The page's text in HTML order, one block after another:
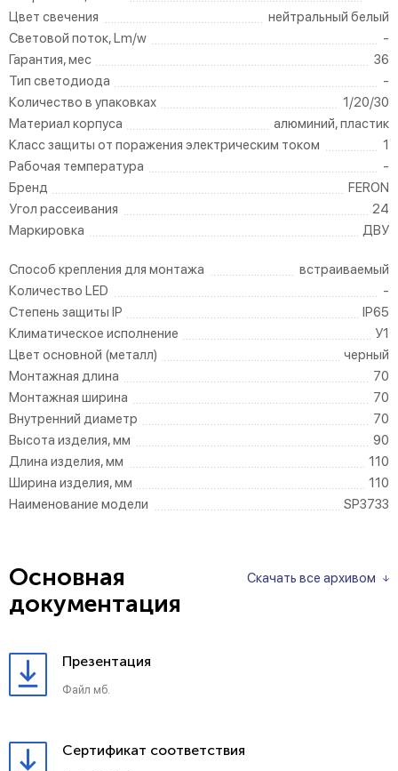
Цвет свечения
нейтральный белый
Световой поток, Lm/w
-
Гарантия, мес
36
Тип светодиода
-
Количество в упаковках
1/20/30
Материал корпуса
алюминий, пластик
Класс защиты от поражения электрическим током
1
Рабочая температура
-
Бренд
FERON
Угол рассеивания
24
Маркировка
ДВУ
Способ крепления для монтажа
встраиваемый
Количество LED
-
Степень защиты IP
IP65
Климатическое исполнение
У1
Цвет основной (металл)
черный
Монтажная длина
70
Монтажная ширина
70
Внутренний диаметр
70
Высота изделия, мм
90
Длина изделия, мм
110
Ширина изделия, мм
110
Наименование модели
SP3733
Скачать все архивом
Основная
документация
Презентация
Файл мб.
Сертификат соответствия